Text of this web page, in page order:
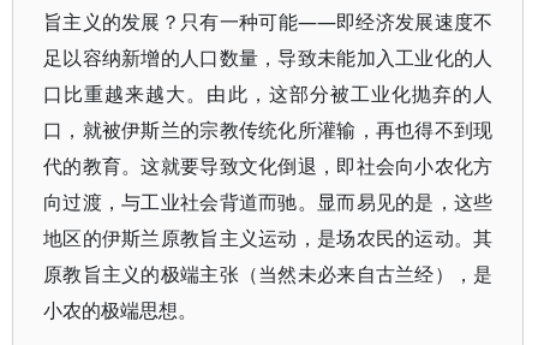
旨主义的发展？只有一种可能——即经济发展速度不
足以容纳新增的人口数量，导致未能加入工业化的人
口比重越来越大。由此，这部分被工业化抛弃的人
口，就被伊斯兰的宗教传统化所灌输，再也得不到现
代的教育。这就要导致文化倒退，即社会向小农化方
向过渡，与工业社会背道而驰。显而易见的是，这些
地区的伊斯兰原教旨主义运动，是场农民的运动。其
原教旨主义的极端主张（当然未必来自古兰经），是
小农的极端思想。